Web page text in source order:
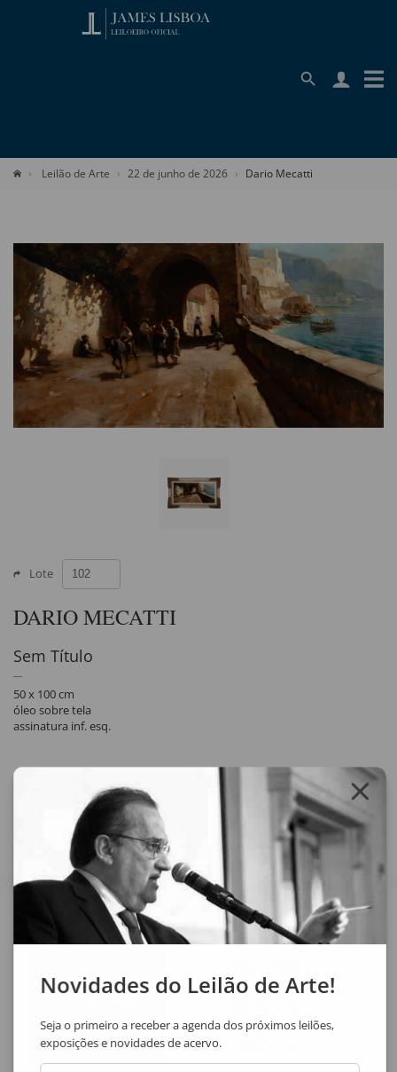
Leilão de Arte 22 de junho de 2026 Dario Mecatti
Lote
DARIO MECATTI
Sem Título
50 x 100 cm
óleo sobre tela
assinatura inf. esq.
Veja também
Novidades do Leilão de Arte!
Seja o primeiro a receber a agenda dos próximos leilões,
exposições e novidades de acervo.